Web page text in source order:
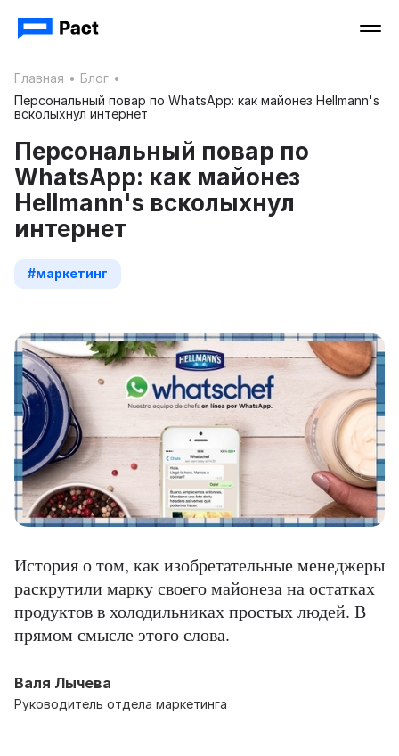
Главная • Блог •
Персональный повар по WhatsApp: как майонез Hellmann's
всколыхнул интернет
Персональный повар по
WhatsApp: как майонез
Hellmann's всколыхнул
интернет
#маркетинг
История о том, как изобретательные менеджеры
раскрутили марку своего майонеза на остатках
продуктов в холодильниках простых людей. В
прямом смысле этого слова.
Валя Лычева
Руководитель отдела маркетинга